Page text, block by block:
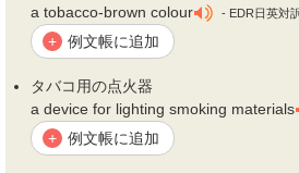
a tobacco-brown colour
- EDR日英対
+ 例文帳に追加
タバコ 用の点火器
a device for lighting smoking materials
+ 例文帳に追加